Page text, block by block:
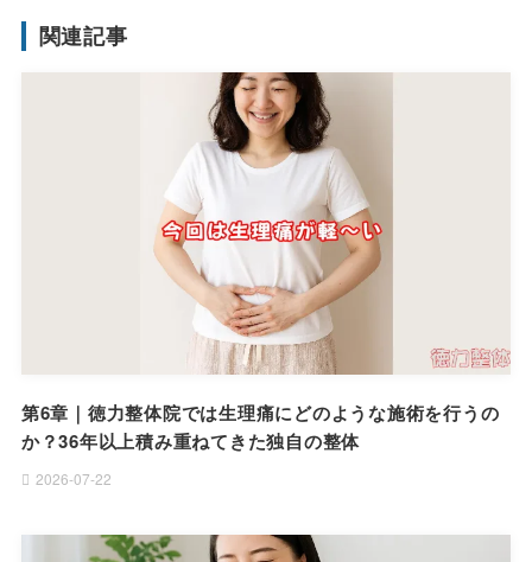
関連記事
第6章｜徳力整体院では生理痛にどのような施術を行うの
か？36年以上積み重ねてきた独自の整体
2026-07-22